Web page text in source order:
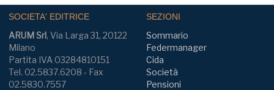
SOCIETA' EDITRICE
ARUM Srl, Via Larga 31, 20122
Milano
Partita IVA 03284810151
Tel. 02.5837.6208 - Fax
02.5830.7557
SEZIONI
Sommario
Federmanager
Cida
Società
Pensioni